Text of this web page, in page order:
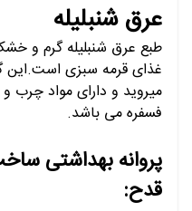
عرق شنبلیله
طبع عرق شنبلیله گرم و
غذای قرمه سبزی است.این
میروید و دارای مواد چرب و
فسفره می باشد.
پروانه بهداشتی
قدح: